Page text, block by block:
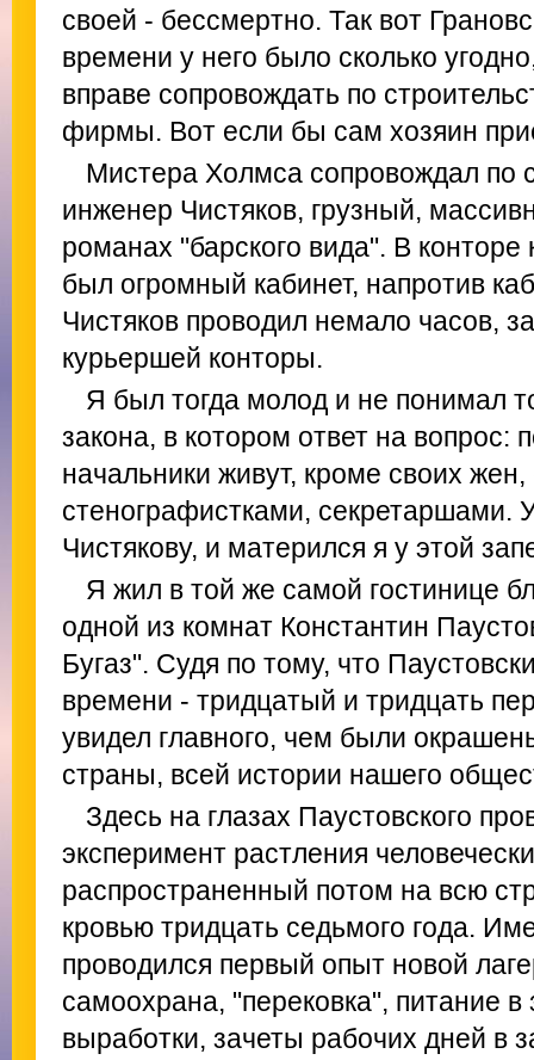
своей - бессмертно. Так вот
времени у него было сколько
вправе сопровождать по
фирмы. Вот если бы сам хозяин
Мистера Холмса сопровождал по
инженер Чистяков, грузный,
романах "барского вида". В конторе
был огромный кабинет, напротив
Чистяков проводил немало часов,
курьершей конторы.
Я был тогда молод и не понимал
закона, в котором ответ на вопрос:
начальники живут, кроме своих
стенографистками, секретаршами.
Чистякову, и матерился я у этой
Я жил в той же самой гостинице
одной из комнат Константин
Бугаз". Судя по тому, что
времени - тридцатый и тридцать
увидел главного, чем были
страны, всей истории нашего
Здесь на глазах Паустовского
эксперимент растления
распространенный потом на всю
кровью тридцать седьмого года.
проводился первый опыт новой
самоохрана, "перековка", питание в
выработки, зачеты рабочих дней в